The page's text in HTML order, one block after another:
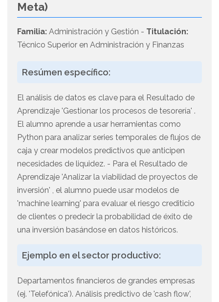
Meta)
Familia: Administración y Gestión - Titulación:
Técnico Superior en Administración y Finanzas
Resúmen específico:
El análisis de datos es clave para el Resultado de
Aprendizaje 'Gestionar los procesos de tesorería' .
El alumno aprende a usar herramientas como
Python para analizar series temporales de flujos de
caja y crear modelos predictivos que anticipen
necesidades de liquidez. - Para el Resultado de
Aprendizaje 'Analizar la viabilidad de proyectos de
inversión' , el alumno puede usar modelos de
'machine learning' para evaluar el riesgo crediticio
de clientes o predecir la probabilidad de éxito de
una inversión basándose en datos históricos.
Ejemplo en el sector productivo:
Departamentos financieros de grandes empresas
(ej. 'Telefónica'). Análisis predictivo de 'cash flow',